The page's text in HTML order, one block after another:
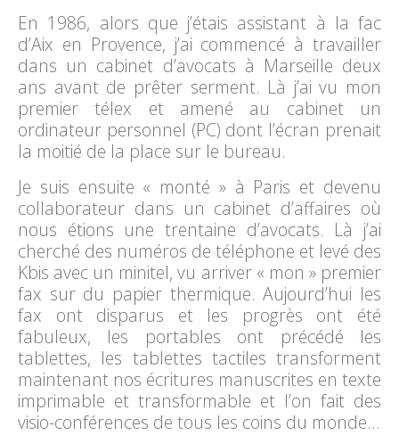
En 1986, alors que j’étais assistant à la fac
d’Aix en Provence, j’ai commencé à travailler
dans un cabinet d’avocats à Marseille deux
ans avant de prêter serment. Là j’ai vu mon
premier télex et amené au cabinet un
ordinateur personnel (PC) dont l’écran prenait
la moitié de la place sur le bureau.
Je suis ensuite « monté » à Paris et devenu
collaborateur dans un cabinet d’affaires où
nous étions une trentaine d’avocats. Là j’ai
cherché des numéros de téléphone et levé des
Kbis avec un minitel, vu arriver « mon » premier
fax sur du papier thermique. Aujourd’hui les
fax ont disparus et les progrès ont été
fabuleux, les portables ont précédé les
tablettes, les tablettes tactiles transforment
maintenant nos écritures manuscrites en texte
imprimable et transformable et l’on fait des
visio-conférences de tous les coins du monde…